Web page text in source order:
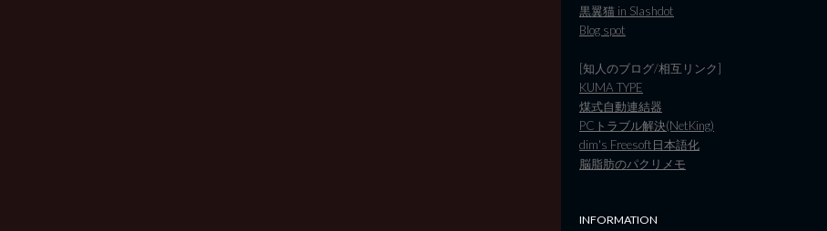
黒翼猫 in Slashdot
Blog spot
[知人のブログ/相互リンク]
KUMA TYPE
煤式自動連結器
PCトラブル解決(NetKing)
dim's Freesoft日本語化
脳脂肪のパクリメモ
INFORMATION